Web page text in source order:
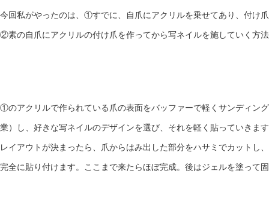
今回私がやったのは、①すでに、自爪にアクリルを乗せてあり、付け
②素の自爪にアクリルの付け爪を作ってから写ネイルを施していく方
①のアクリルで作られている爪の表面をバッファーで軽くサンディン
業）し、好きな写ネイルのデザインを選び、それを軽く貼ってい
レイアウトが決まったら、爪からはみ出した部分をハサミでカットし
完全に貼り付けます。ここまで来たらほぼ完成。後はジェルを塗って